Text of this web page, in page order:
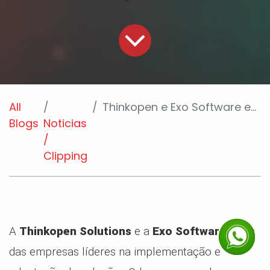
All
Blogs Noticias
/
Clipping
Thinkopen e Exo Software estabelecem Parceria Estratégica | mais soluções para a sua empresa
A Thinkopen Solutions e a Exo Software , duas
das empresas líderes na implementação e